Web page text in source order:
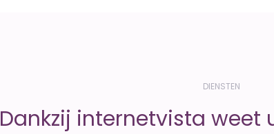
DIENSTEN
Dankzij internetvista weet